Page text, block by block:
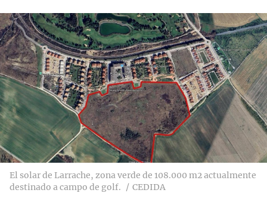
El solar de Larrache, zona verde de 108.000 m2 actualmente
destinado a campo de golf.
CEDIDA